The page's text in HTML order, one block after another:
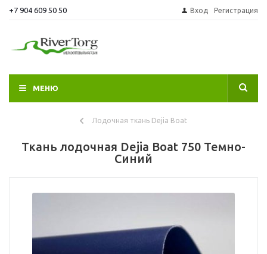
+7 904 609 50 50 Вход Регистрация
МЕНЮ
Лодочная ткань Dejia Boat
Ткань лодочная Dejia Boat 750 Темно-
Синий